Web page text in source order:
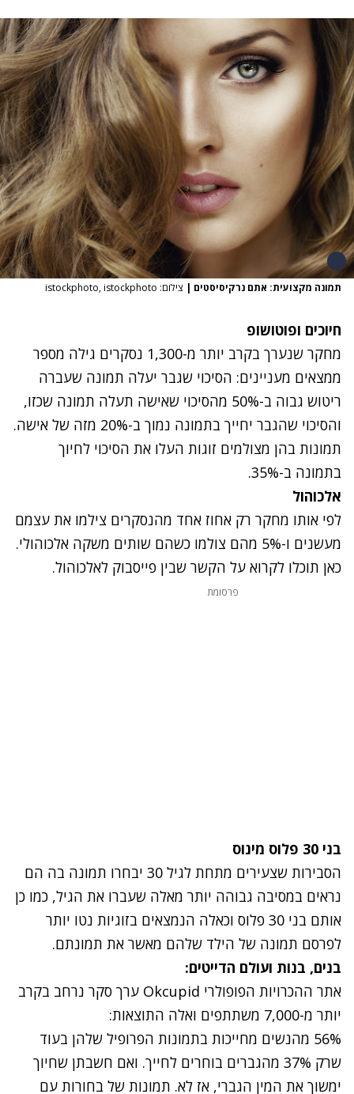
תמונה מקצועית: אתם נרקיסיסטים | צילום: istockphoto, istockphoto
חיוכים ופוטושופ
מחקר שנערך בקרב יותר מ-1,300 נסקרים גילה מספר
ממצאים מעניינים: הסיכוי שגבר יעלה תמונה שעברה
ריטוש גבוה ב-50% מהסיכוי שאישה תעלה תמונה שכזו,
והסיכוי שהגבר יחייך בתמונה נמוך ב-20% מזה של אישה.
תמונות בהן מצולמים זוגות העלו את הסיכוי לחיוך
בתמונה ב-35%.
אלכוהול
לפי אותו מחקר רק אחוז אחד מהנסקרים צילמו את עצמם
מעשנים ו-5% מהם צולמו כשהם שותים משקה אלכוהולי.
כאן תוכלו לקרוא על הקשר שבין פייסבוק לאלכוהול.
פרסומת
בני 30 פלוס מינוס
הסבירות שצעירים מתחת לגיל 30 יבחרו תמונה בה הם
נראים במסיבה גבוהה יותר מאלה שעברו את הגיל, כמו כן
אותם בני 30 פלוס וכאלה הנמצאים בזוגיות נטו יותר
לפרסם תמונה של הילד שלהם מאשר את תמונתם.
בנים, בנות ועולם הדייטים:
אתר ההכרויות הפופולרי Okcupid ערך סקר נרחב בקרב
יותר מ-7,000 משתתפים ואלה התוצאות:
56% מהנשים מחייכות בתמונות הפרופיל שלהן בעוד
שרק 37% מהגברים בוחרים לחייך. ואם חשבתן שחיוך
ימשוך את המין הגברי, אז לא. תמונות של בחורות עם